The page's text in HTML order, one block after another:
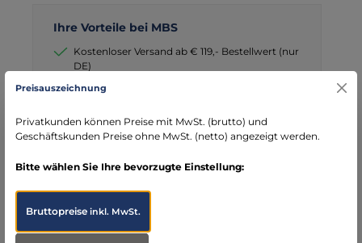
Ihre Vorteile bei MBS
Kostenloser Versand ab € 119,- Bestellwert (nur
DE)
schneller Versand mit DHL
Bereich Notfallmedizin
Beschreibung
JETZT NEU - der EMS One Notfallrucksack ist in der 2.0 Version
Preisauszeichnung
Privatkunden können Preise mit MwSt. (brutto) und
Geschäftskunden Preise ohne MwSt. (netto) angezeigt werden.
Bitte wählen Sie Ihre bevorzugte Einstellung:
Bruttopreiseinkl. MwSt.